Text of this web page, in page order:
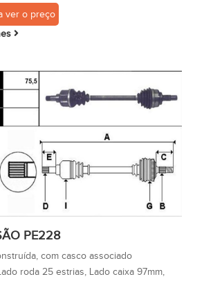
ver o preço
PE228
com casco associado
Lado roda 25 estrias, Lado caixa 97mm,